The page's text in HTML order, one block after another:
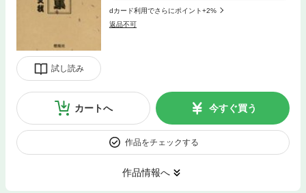
試し読み
dカード利用でさらにポイント+2%
返品不可
カートへ 今すぐ買う
作品をチェックする
作品情報へ